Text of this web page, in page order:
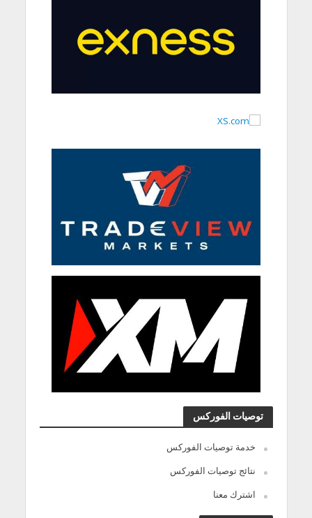
توصيات الفوركس
خدمة توصيات الفوركس
نتائج توصيات الفوركس
اشترك معنا